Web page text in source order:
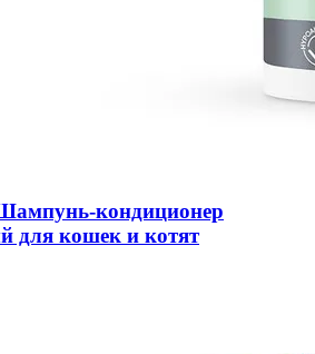
кондиционер
для кошек и котят